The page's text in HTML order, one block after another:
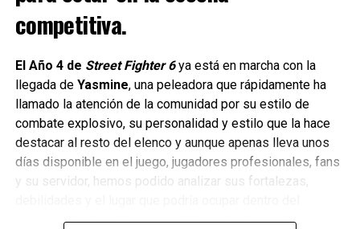
Embracer canceló 29 juegos no anunciados y cerró siete
estudios internos durante los seis meses que terminaron
en diciembre.
El director general del grupo, Lars Wingefors, dijo hoy que
competitiva.
El Año 4 de Street Fighter 6ya está en marcha con la
llegada de Yasmine, una peleadora que rápidamente ha
llamado la atención de la comunidad por su estilo de
combate explosivo, su personalidad y estilo que la hace
destacar al resto del elenco y aunque apenas lleva unos
días disponible en el juego, jugadores profesionales, fans
y su servidor, hemos podido analizar sus fortalezas,
competitivo y aquí les cuento el cómo se siente esta